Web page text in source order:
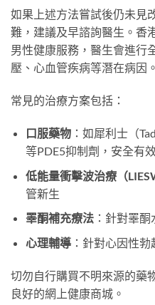
如果上述方法嘗試後仍未見
難，建議及早諮詢醫生。香
男性健康服務，醫生會進行
壓、心血管疾病等潛在病因。
常見的治療方案包括：
口服藥物：如犀利士（
等PDE5抑制劑，安全有
低能量衝擊波治療（
管新生
睪酮補充療法：針對睪酮
心理輔導：針對心因性勃
切勿自行購買不明來源的藥
良好的網上健康商城。